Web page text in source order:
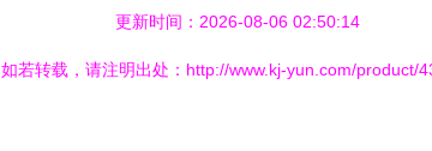
更新时间：2026-08-06 02:50:14
如若转载，请注明出处：http://www.kj-yun.com/product/